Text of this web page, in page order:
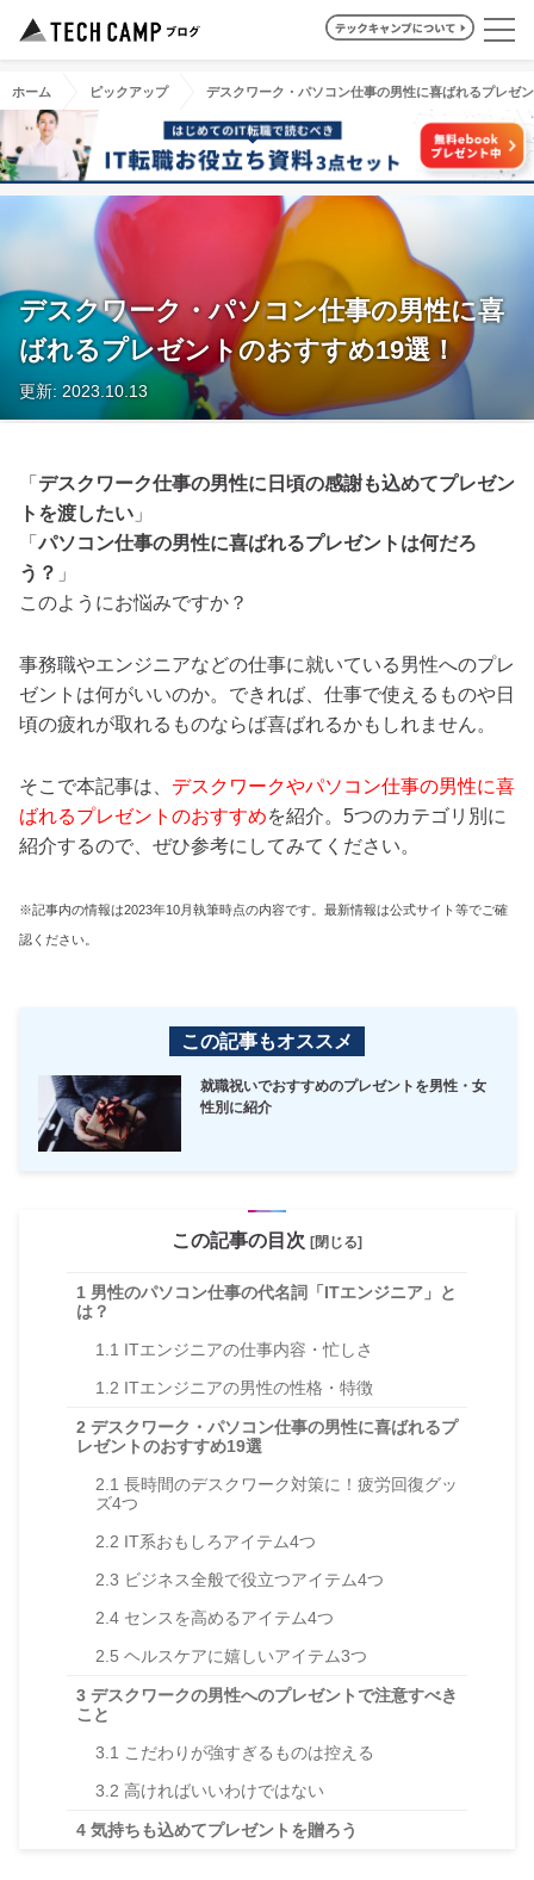
ホーム ピックアップ デスクワーク・パソコン仕事の男性に喜ばれるプレゼ
デスクワーク・パソコン仕事の男性に喜
ばれるプレゼントのおすすめ19選！
更新: 2023.10.13
「 デスクワーク仕事の男性に日頃の感謝も込めてプレゼン
トを渡したい 」
「 パソコン仕事の男性に喜ばれるプレゼントは何だろ
う？ 」
このようにお悩みですか？
事務職やエンジニアなどの仕事に就いている男性へのプレ
ゼントは何がいいのか。できれば、仕事で使えるものや日
頃の疲れが取れるものならば喜ばれるかもしれません。
そこで本記事は、 デスクワークやパソコン仕事の男性に喜
ばれるプレゼントのおすすめを紹介。5つのカテゴリ別に
紹介するので、ぜひ参考にしてみてください。
※記事内の情報は2023年10月執筆時点の内容です。最新情報は公式サイト等でご確
認ください。
この記事もオススメ
就職祝いでおすすめのプレゼントを男性・女
性別に紹介
この記事の目次 [閉じる]
1 男性のパソコン仕事の代名詞「ITエンジニア」と
は？
1.1 ITエンジニアの仕事内容・忙しさ
1.2 ITエンジニアの男性の性格・特徴
2 デスクワーク・パソコン仕事の男性に喜ばれるプ
レゼントのおすすめ19選
2.1 長時間のデスクワーク対策に！疲労回復グッ
ズ4つ
2.2 IT系おもしろアイテム4つ
2.3 ビジネス全般で役立つアイテム4つ
2.4 センスを高めるアイテム4つ
2.5 ヘルスケアに嬉しいアイテム3つ
3 デスクワークの男性へのプレゼントで注意すべき
こと
3.1 こだわりが強すぎるものは控える
3.2 高ければいいわけではない
4 気持ちも込めてプレゼントを贈ろう